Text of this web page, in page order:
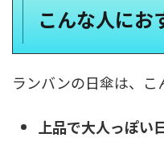
こんな人にお
ランバンの日傘は、こ
上品で大人っぽい